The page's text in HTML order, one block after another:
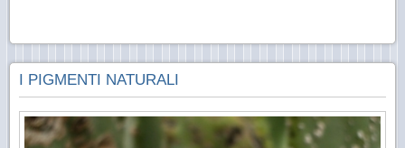
I PIGMENTI NATURALI